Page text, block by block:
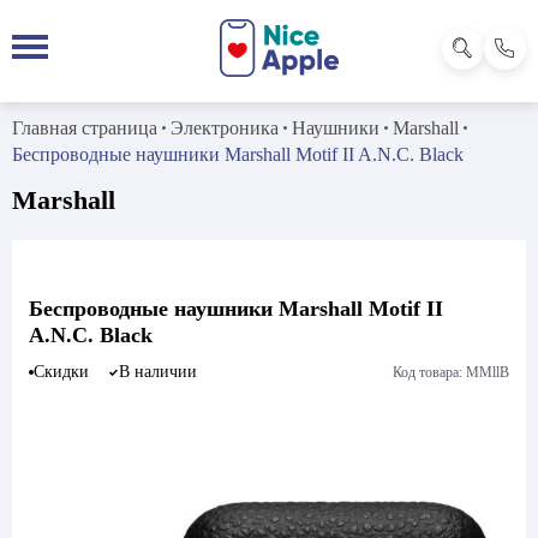
Главная страница Электроника Наушники
Marshall
Беспроводные наушники Marshall Motif II A.N.C. Black
Marshall
Беспроводные наушники Marshall Motif II
A.N.C. Black
Скидки В наличии Код товара: MMllB